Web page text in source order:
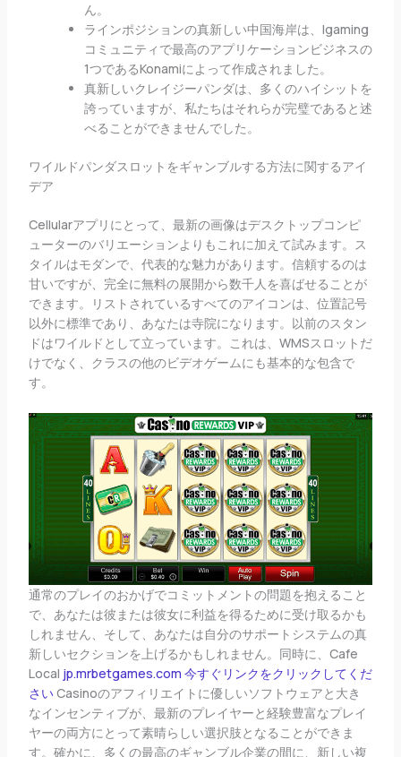
ん。
ラインポジションの真新しい中国海岸は、Igaming
コミュニティで最高のアプリケーションビジネスの
1つであるKonamiによって作成されました。
真新しいクレイジーパンダは、多くのハイシットを
誇っていますが、私たちはそれらが完璧であると述
べることができませんでした。
ワイルドパンダスロットをギャンブルする方法に関するアイ
デア
Cellularアプリにとって、最新の画像はデスクトップコンピ
ューターのバリエーションよりもこれに加えて試みます。ス
タイルはモダンで、代表的な魅力があります。信頼するのは
甘いですが、完全に無料の展開から数千人を喜ばせることが
できます。リストされているすべてのアイコンは、位置記号
以外に標準であり、あなたは寺院になります。以前のスタン
ドはワイルドとして立っています。これは、WMSスロットだ
けでなく、クラスの他のビデオゲームにも基本的な包含で
す。
通常のプレイのおかげでコミットメントの問題を抱えること
で、あなたは彼または彼女に利益を得るために受け取るかも
しれません、そして、あなたは自分のサポートシステムの真
新しいセクションを上げるかもしれません。同時に、Cafe
Local jp.mrbetgames.com 今すぐリンクをクリックしてくだ
さいCasinoのアフィリエイトに優しいソフトウェアと大き
なインセンティブが、最新のプレイヤーと経験豊富なプレイ
ヤーの両方にとって素晴らしい選択肢となることができま
す。確かに、多くの最高のギャンブル企業の間に、新しい複